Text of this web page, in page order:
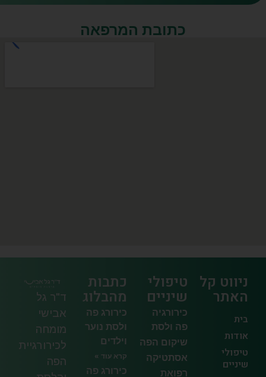
כתובת המרפאה
ניווט קל
האתר
בית
אודות
טיפולי
שיניים
טיפולי
שיניים
כירורגיה
פה ולסת
שיקום הפה
אסתטיקה
רפואת
כתבות
מהבלוג
כירורג פה
ולסת נוער
וילדים
קרא עוד »
כירורג פה
ד"ר גל
אבישי
מומחה
לכירורגיית
הפה